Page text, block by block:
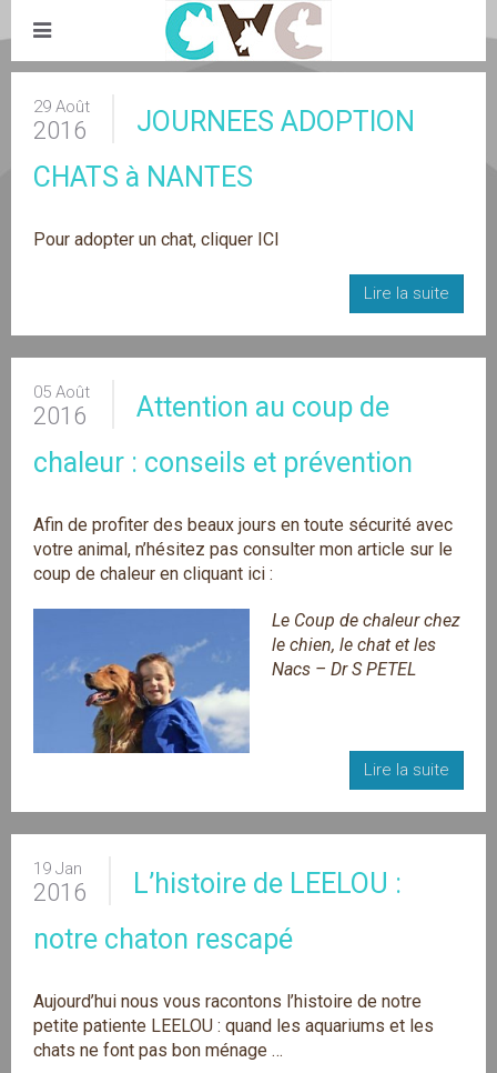
29 Août
2016
JOURNEES ADOPTION
CHATS à NANTES
Pour adopter un chat, cliquer ICI
Lire la suite
05 Août
2016
Attention au coup de
chaleur : conseils et prévention
Afin de profiter des beaux jours en toute sécurité avec
votre animal, n’hésitez pas consulter mon article sur le
coup de chaleur en cliquant ici :
Le Coup de chaleur chez
le chien, le chat et les
Nacs – Dr S PETEL
Lire la suite
19 Jan
2016
L’histoire de LEELOU :
notre chaton rescapé
Aujourd’hui nous vous racontons l’histoire de notre
petite patiente LEELOU : quand les aquariums et les
chats ne font pas bon ménage …